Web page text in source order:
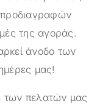
της αγοράς.
άνοδο των
μας!
των πελατών μας